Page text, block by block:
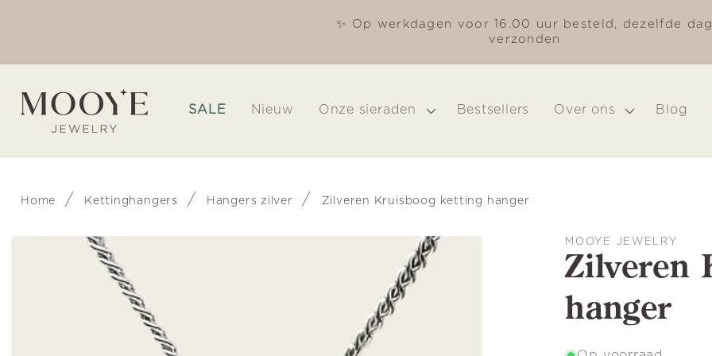
✨ Op werkdagen voor 16.00 uur besteld, dezelfde dag
verzonden
SALE Nieuw Onze sieraden Bestsellers Over ons Blog
Home / Kettinghangers / Hangers zilver / Zilveren Kruisboog ketting hanger
Ga direct naar
productinformatie
MOOYE JEWELRY
Zilveren
hanger